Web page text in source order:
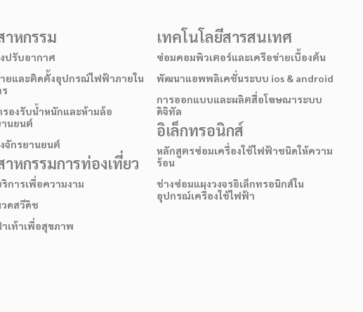
าหกรรม
ปรับอากาศ
ายและติดตั้งอุปกรณ์ไฟฟ้าภายใน
องรับน้ำหนักและห้ามล้อ
นยนต์
จักรยานยนต์
หกรรมการท่องเที่ยว
การเพื่อความงาม
ดสวีดิช
เท้าเพื่อสุขภาพ
เทคโนโลยีสารสนเทศ
ซ่อมคอมพิวเตอร์และเครือข่ายเบื้องต้น
พัฒนาแอพพลิเคชั่นระบบ ios & android
การออกแบบและผลิตสื่อโฆษณาระบบ
ดิจิทัล
อิเล็กทรอนิกส์
หลักสูตรซ่อมเครื่องใช้ไฟฟ้าชนิดให้ความ
ร้อน
ช่างซ่อมแผงวงจรอิเล็กทรอนิกส์ใน
อุปกรณ์เครื่องใช้ไฟฟ้า